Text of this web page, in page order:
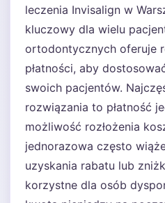
leczenia Invisalign w
kluczowy dla wielu
ortodontycznych oferuje
płatności, aby
swoich pacjentów.
rozwiązania to płatność
możliwość rozłożenia
jednorazowa często
uzyskania rabatu lub
korzystne dla osób